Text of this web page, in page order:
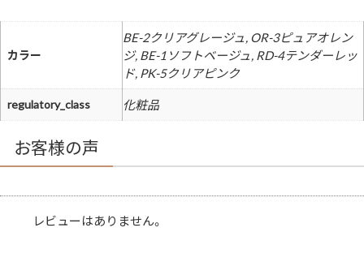
料
カラー
BE-2クリアグレージュ, OR-3ピュアオレン
ジ, BE-1ソフトベージュ, RD-4テンダーレッ
ド, PK-5クリアピンク
regulatory_class 化粧品
お客様の声
レビューはありません。